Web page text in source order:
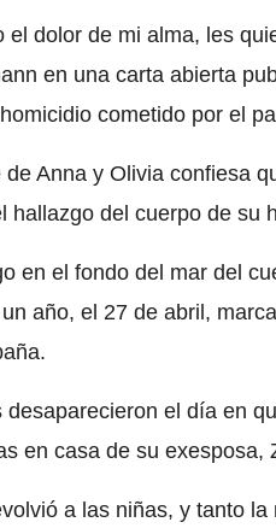
el dolor de mi alma, les
en una carta abierta
cometido por el
de Anna y Olivia confiesa
hallazgo del cuerpo de su
en el fondo del mar del
año, el 27 de abril,
desaparecieron el día en
en casa de su exesposa,
a las niñas, y tanto